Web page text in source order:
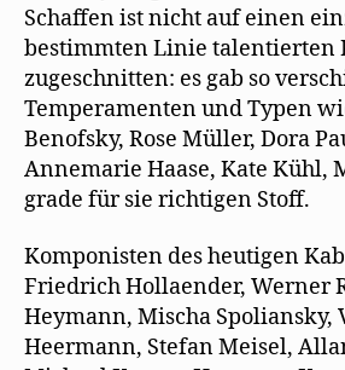
Schaffen ist nicht auf einen
bestimmten Linie talentierten
zugeschnitten: es gab so
Temperamenten und Typen
Benofsky, Rose Müller, Dora
Annemarie Haase, Kate Kühl,
grade für sie richtigen Stoff.
Komponisten des heutigen
Friedrich Hollaender, Werner
Heymann, Mischa Spoliansky,
Heermann, Stefan Meisel,